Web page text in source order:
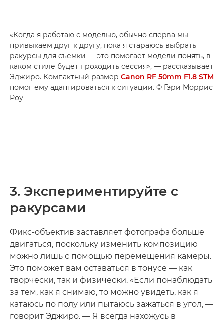
«Когда я работаю с моделью, обычно сперва мы
привыкаем друг к другу, пока я стараюсь выбрать
ракурсы для съемки — это помогает модели понять, в
каком стиле будет проходить сессия», — рассказывает
Эджиро. Компактный размер Canon RF 50mm F1.8 STM
помог ему адаптироваться к ситуации. © Гэри Моррис
Роу
3. Экспериментируйте с
ракурсами
Фикс-объектив заставляет фотографа больше
двигаться, поскольку изменить композицию
можно лишь с помощью перемещения камеры.
Это поможет вам оставаться в тонусе — как
творчески, так и физически. «Если понаблюдать
за тем, как я снимаю, то можно увидеть, как я
катаюсь по полу или пытаюсь зажаться в угол, —
говорит Эджиро. — Я всегда нахожусь в